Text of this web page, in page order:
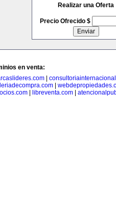
Realizar una Oferta
Precio Ofrecido $
en venta:
|
libreventa.com